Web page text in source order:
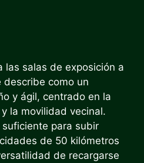
las salas de exposición a
describe como un
y ágil, centrado en la
la movilidad vecinal.
para subir
de 50 kilómetros
de recargarse